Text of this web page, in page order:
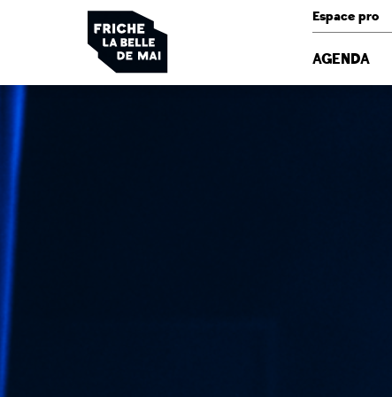
Espace pro
AGENDA
Panneau de gestion des cookies